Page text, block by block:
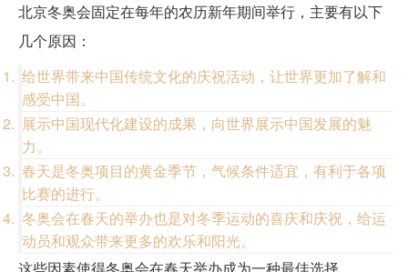
北京冬奥会固定在每年的农历新年期间举行，主要有以下
几个原因：
给世界带来中国传统文化的庆祝活动，让世界更加了解和
感受中国。
展示中国现代化建设的成果，向世界展示中国发展的魅
力。
春天是冬奥项目的黄金季节，气候条件适宜，有利于各项
比赛的进行。
冬奥会在春天的举办也是对冬季运动的喜庆和庆祝，给运
动员和观众带来更多的欢乐和阳光。